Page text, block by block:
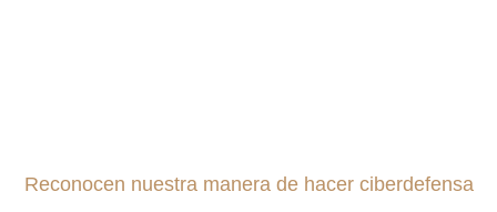
Reconocen nuestra manera de hacer ciberdefensa